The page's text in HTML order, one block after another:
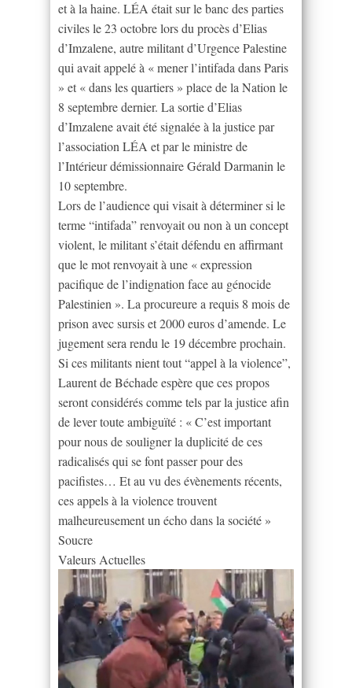
et à la haine. LÉA était sur le banc des parties
civiles le 23 octobre lors du procès d’Elias
d’Imzalene, autre militant d’Urgence Palestine
qui avait appelé à « mener l’intifada dans Paris
» et « dans les quartiers » place de la Nation le
8 septembre dernier. La sortie d’Elias
d’Imzalene avait été signalée à la justice par
l’association LÉA et par le ministre de
l’Intérieur démissionnaire Gérald Darmanin le
10 septembre.
Lors de l’audience qui visait à déterminer si le
terme “intifada” renvoyait ou non à un concept
violent, le militant s’était défendu en affirmant
que le mot renvoyait à une « expression
pacifique de l’indignation face au génocide
Palestinien ». La procureure a requis 8 mois de
prison avec sursis et 2000 euros d’amende. Le
jugement sera rendu le 19 décembre prochain.
Si ces militants nient tout “appel à la violence”,
Laurent de Béchade espère que ces propos
seront considérés comme tels par la justice afin
de lever toute ambiguïté : « C’est important
pour nous de souligner la duplicité de ces
radicalisés qui se font passer pour des
pacifistes… Et au vu des évènements récents,
ces appels à la violence trouvent
malheureusement un écho dans la société »
Soucre
Valeurs Actuelles